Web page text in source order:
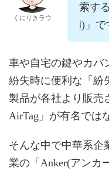
くにりきラウ
索す
i)」で
車や自宅の鍵やカバ
紛失時に便利な「紛
製品が各社より販売
AirTag」が有名では
そんな中で中華系企
業の「Anker(アンカ